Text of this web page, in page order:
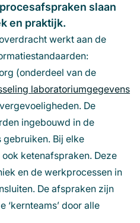
slaan
en praktijk.
werkt aan de
(onderdeel van de
laboratoriumgegevens
De
ingebouwd in de
Bij elke
ketenafspraken. Deze
en de werkprocessen in
De afspraken zijn
‘kernteams’ door alle